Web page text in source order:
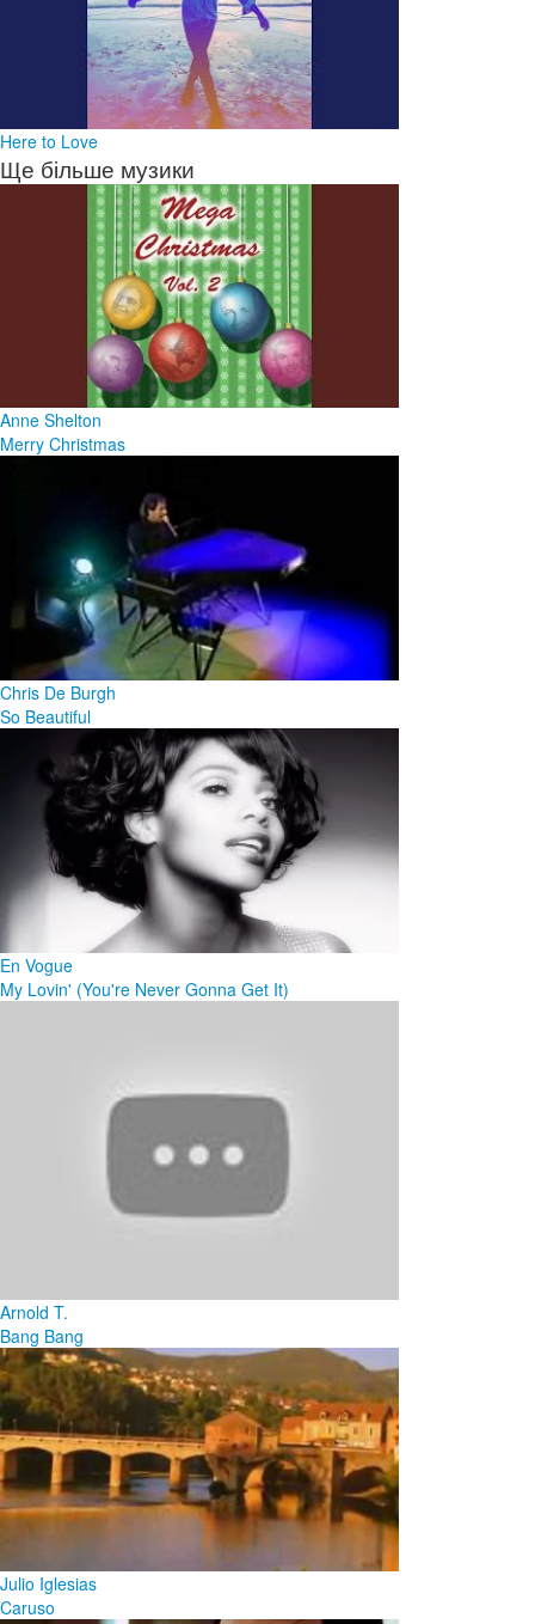
Here to Love
Ще більше музики
Anne Shelton
Merry Christmas
Chris De Burgh
So Beautiful
En Vogue
My Lovin' (You're Never Gonna Get It)
Arnold T.
Bang Bang
Julio Iglesias
Caruso